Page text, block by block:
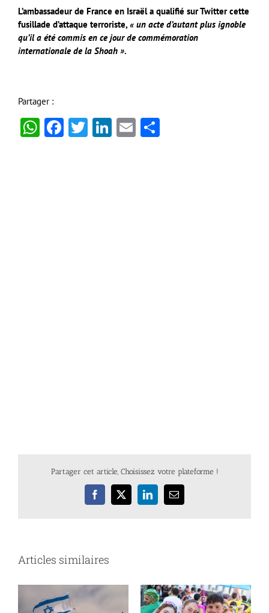
L’ambassadeur de France en Israël a qualifié sur Twitter cette
fusillade d’attaque terroriste,« un acte d’autant plus ignoble
qu’il a été commis en ce jour de commémoration
internationale de la Shoah ».
Partager :
WhatsApp
Facebook
Twitter
LinkedIn
Email
Partager cet article, Choisissez votre plateforme !
Facebook
X LinkedInEmail
Articles similaires